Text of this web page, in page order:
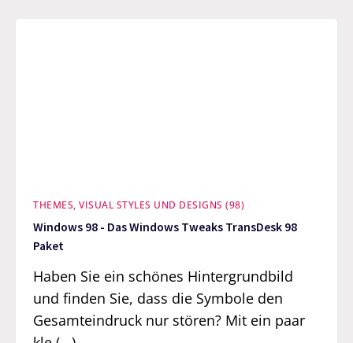
THEMES, VISUAL STYLES UND DESIGNS (98)
Windows 98 - Das Windows Tweaks TransDesk 98
Paket
Haben Sie ein schönes Hintergrundbild
und finden Sie, dass die Symbole den
Gesamteindruck nur stören? Mit ein paar